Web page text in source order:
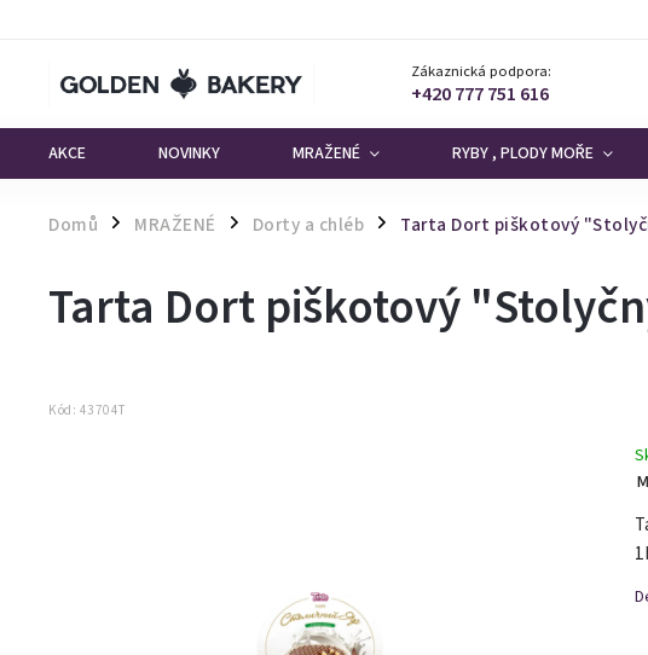
Zákaznická podpora:
+420 777 751 616
AKCE NOVINKY MRAŽENÉ RYBY , PLODY MOŘE
Domů / MRAŽENÉ / Dorty a chléb / Tarta Dort piškotový
Tarta Dort piškotový
Kód: 43704T